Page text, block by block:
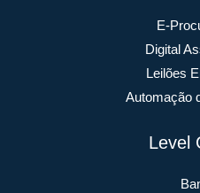
E-
Digital
Leilões
Automação
Level